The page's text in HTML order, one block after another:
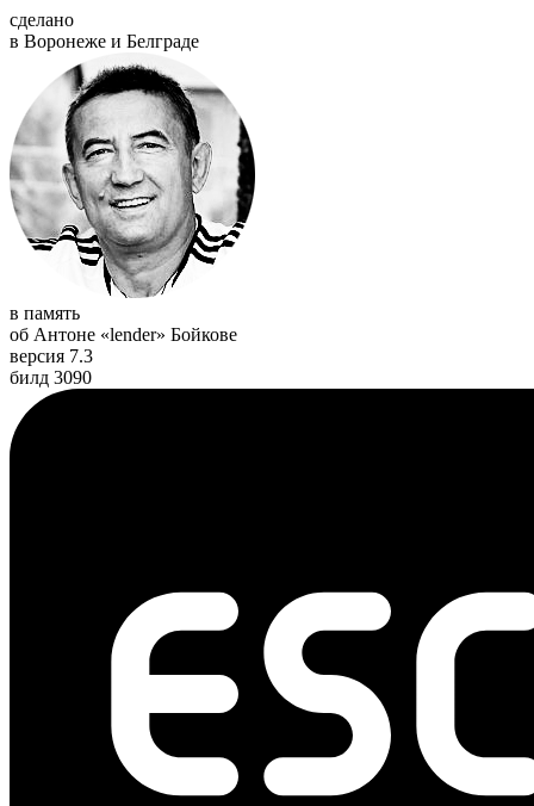
сделано
в Воронеже и Белграде
в память
об Антоне «lender» Бойкове
версия 7.3
билд 3090